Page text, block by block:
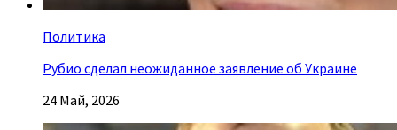
Политика
Рубио сделал неожиданное заявление об Украине
24 Май, 2026